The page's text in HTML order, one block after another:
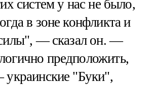
систем у нас не было,
в зоне конфликта и
— сказал он. —
предположить,
украинские "Буки",